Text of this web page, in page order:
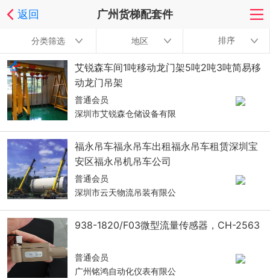
返回 广州货梯配套件
分类筛选 地区 排序
艾锐森车间1吨移动龙门架5吨2吨3吨简易移
动龙门吊架
普通会员
深圳市艾锐森仓储设备有限
福永吊车福永吊车出租福永吊车租赁深圳宝
安区福永吊机吊车公司
普通会员
深圳市云天物流吊装有限公
938-1820/F03微型流量传感器，CH-2563
普通会员
广州铭鸿自动化仪表有限公